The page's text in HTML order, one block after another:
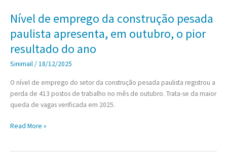
termo
de
cooperação
para
e
capacitação
trabalhadores
setor
Nível de emprego da construção pesada
paulista apresenta, em outubro, o pior
resultado do ano
Sinimail/18/12/2025
O nível de emprego do setor da construção pesada paulista registrou a
perda de 413 postos de trabalho no mês de outubro. Trata-se da maior
queda de vagas verificada em 2025.
Nível
Read More »